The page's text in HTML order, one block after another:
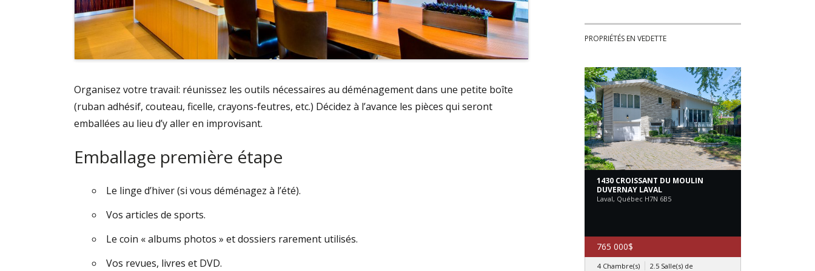
Organisez votre travail: réunissez les outils nécessaires au déménagement dans une petite boîte
(ruban adhésif, couteau, ficelle, crayons-feutres, etc.) Décidez à l’avance les pièces qui seront
emballées au lieu d’y aller en improvisant.
Emballage première étape
Le linge d’hiver (si vous déménagez à l’été).
Vos articles de sports.
Le coin « albums photos » et dossiers rarement utilisés.
Vos revues, livres et DVD.
PROPRIÉTÉS EN VEDETTE
1430 CROISSANT DU MOULIN
DUVERNAY LAVAL
Laval, Québec H7N 6B5
765 000$
4 Chambre(s) 2.5 Salle(s) de